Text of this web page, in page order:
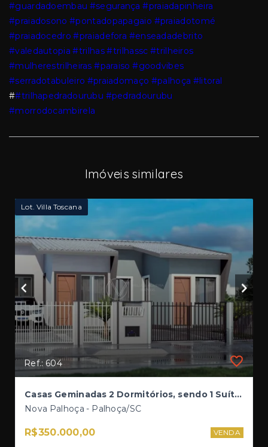
#guardadoembau #segurança #praiadapinheira
#praiadosono #pontadopapagaio #praiadotomé
#praiadocedro #praiadefora #enseadadebrito
#valedautopia #trilhas#trilhassc #trilheiros
#mulherestrilheiras #paraiso #goodvibes
#serradotabuleiro #praiadomaço #palhoça #litoral
##trilhapedradourubu #pedradourubu
#morrodocambirela
Imóveis similares
Lot. Villa Toscana
Ref.: 604
Casas Geminadas 2 Dormitórios, sendo 1 Suíte à venda no Loteamento Villa Toscana
Nova Palhoça - Palhoça/SC
R$350.000,00 VENDA